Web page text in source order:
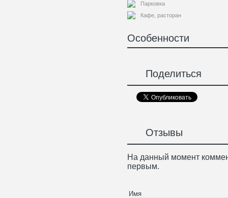
Парковка
Кафе, расторан
Особенности
Поделиться
Отзывы
На данный момент
первым.
Имя